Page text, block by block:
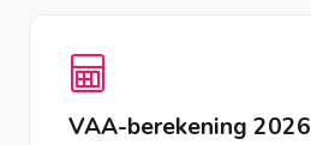
VAA-berekening 2026